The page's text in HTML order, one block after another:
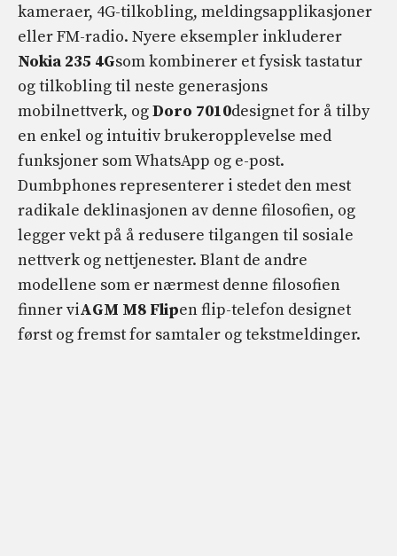
kameraer, 4G-tilkobling, meldingsapplikasjoner
eller FM-radio. Nyere eksempler inkluderer
Nokia 235 4Gsom kombinerer et fysisk tastatur
og tilkobling til neste generasjons
mobilnettverk, ogDoro 7010designet for å tilby
en enkel og intuitiv brukeropplevelse med
funksjoner som WhatsApp og e-post.
Dumbphones representerer i stedet den mest
radikale deklinasjonen av denne filosofien, og
legger vekt på å redusere tilgangen til sosiale
nettverk og nettjenester. Blant de andre
modellene som er nærmest denne filosofien
finner viAGM M8 Flipen flip-telefon designet
først og fremst for samtaler og tekstmeldinger.